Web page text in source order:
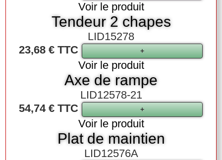
Voir le produit
Tendeur 2 chapes
LID15278
23,68 € TTC
Voir le produit
Axe de rampe
LID12578-21
54,74 € TTC
Voir le produit
Plat de maintien
LID12576A